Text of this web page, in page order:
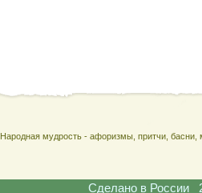
Народная мудрость - афоризмы, притчи,
Сделано в России